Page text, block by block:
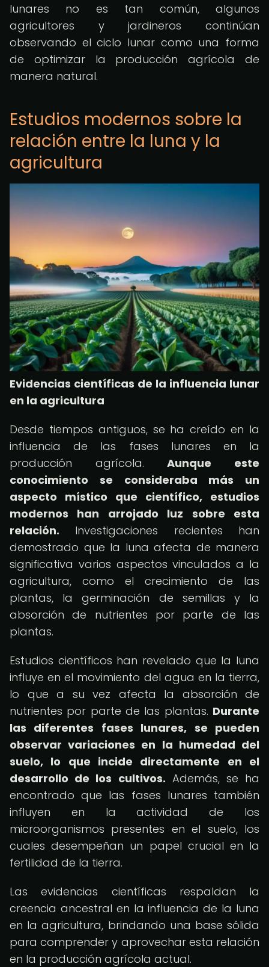
lunares no es tan común, algunos
agricultores y jardineros continúan
observando el ciclo lunar como una forma
de optimizar la producción agrícola de
manera natural.
Estudios modernos sobre la
relación entre la luna y la
agricultura
Evidencias científicas de la influencia lunar
en la agricultura
Desde tiempos antiguos, se ha creído en la
influencia de las fases lunares en la
producción agrícola.Aunque este
conocimiento se consideraba más un
aspecto místico que científico, estudios
modernos han arrojado luz sobre esta
relación. Investigaciones recientes han
demostrado que la luna afecta de manera
significativa varios aspectos vinculados a la
agricultura, como el crecimiento de las
plantas, la germinación de semillas y la
absorción de nutrientes por parte de las
plantas.
Estudios científicos han revelado que la luna
influye en el movimiento del agua en la tierra,
lo que a su vez afecta la absorción de
nutrientes por parte de las plantas. Durante
las diferentes fases lunares, se pueden
observar variaciones en la humedad del
suelo, lo que incide directamente en el
desarrollo de los cultivos. Además, se ha
encontrado que las fases lunares también
influyen en la actividad de los
microorganismos presentes en el suelo, los
cuales desempeñan un papel crucial en la
fertilidad de la tierra.
Las evidencias científicas respaldan la
creencia ancestral en la influencia de la luna
en la agricultura, brindando una base sólida
para comprender y aprovechar esta relación
en la producción agrícola actual.